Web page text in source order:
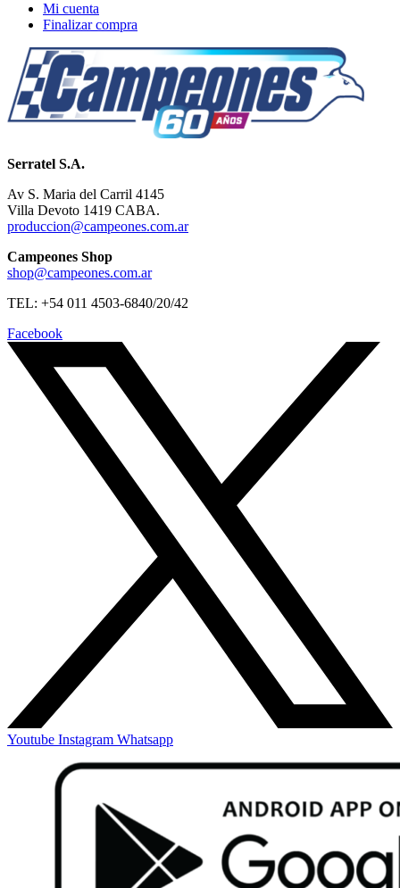
Mi cuenta
Finalizar compra
Serratel S.A.
Av S. Maria del Carril 4145
Villa Devoto 1419 CABA.
produccion@campeones.com.ar
Campeones Shop
shop@campeones.com.ar
TEL: +54 011 4503-6840/20/42
Facebook
Youtube Instagram Whatsapp